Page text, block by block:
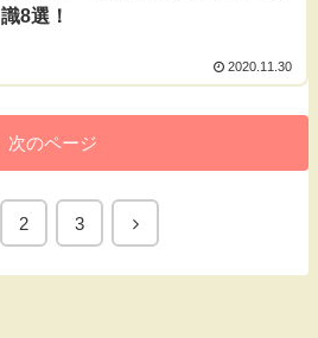
識8選！
2020.11.30
次のページ
2 3